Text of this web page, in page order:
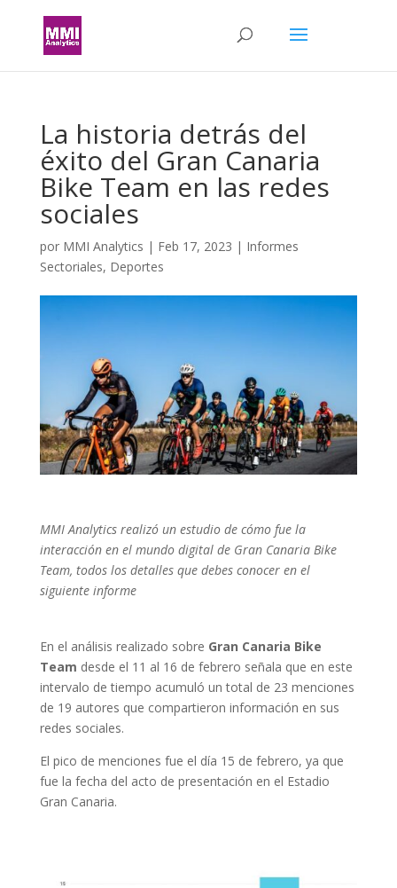
La historia detrás del
éxito del Gran Canaria
Bike Team en las redes
sociales
por MMI Analytics | Feb 17, 2023 | Informes
Sectoriales, Deportes
MMI Analytics realizó un estudio de cómo fue la
interacción en el mundo digital de Gran Canaria Bike
Team, todos los detalles que debes conocer en el
siguiente informe
En el análisis realizado sobre Gran Canaria Bike
Team desde el 11 al 16 de febrero señala que en este
intervalo de tiempo acumuló un total de 23 menciones
de 19 autores que compartieron información en sus
redes sociales.
El pico de menciones fue el día 15 de febrero, ya que
fue la fecha del acto de presentación en el Estadio
Gran Canaria.